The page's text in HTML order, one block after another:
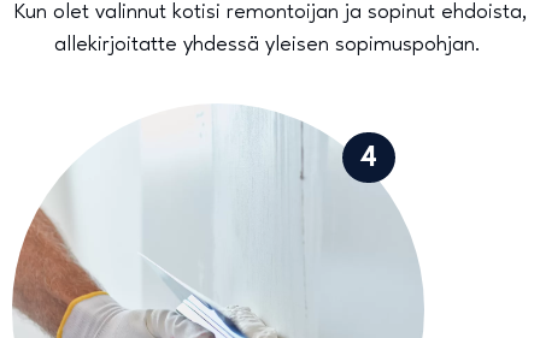
Kun olet valinnut kotisi remontoijan ja sopinut ehdoista,
allekirjoitatte yhdessä yleisen sopimuspohjan.
4